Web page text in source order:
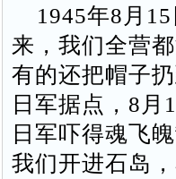
1945年8月15
来，我们全营
有的还把帽子
日军据点，8月
日军吓得魂飞
我们开进石岛